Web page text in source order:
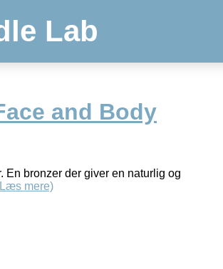
Lab
and Body
bronzer der giver en naturlig og
mere)